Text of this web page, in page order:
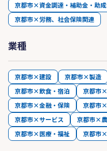
京都市×資金調達・補助金・助
京都市×労務、社会保険関連
業種
京都市×建設 京都市×製造
京都市×飲食・宿泊
京都市
京都市×金融・保険
京都市
京都市×サービス
京都市×
京都市×医療・福祉
京都市